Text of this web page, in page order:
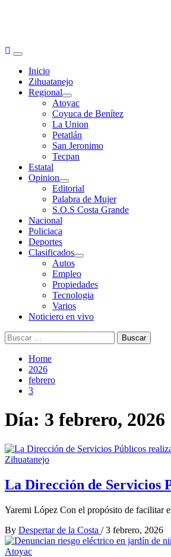
Primary
MenuInicio
Zihuatanejo
Regional
Atoyac
Coyuca de Benítez
La Union
Petatlán
San Jeronimo
Tecpan
Estatal
Opinion
Editorial
Palabra de Mujer
S.O.S Costa Grande
Nacional
Policiaca
Deportes
Clasificados
Autos
Empleo
Propiedades
Tecnologia
Varios
Noticiero en vivo
Buscar:
Home
2026
febrero
3
Día: 3 febrero, 2026
Zihuatanejo
La Dirección de Servicios
Yaremi López Con el propósito de facilitar
By Despertar de la Costa / 3 febrero, 2026
Atoyac